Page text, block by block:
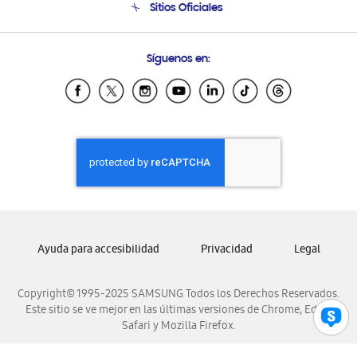
Condiciones de Compra
Soporte vía eMail
Sitios Oficiales
Samsung Ecuador
Samsung El Salvador
Samsung Honduras
Samsung Nicaragua
Samsung Panamá
Samsung Venezuela
Síguenos en:
Copyright© 1995-2025 SAMSUNG Todos los Derechos Reservados.
Este sitio se ve mejor en las últimas versiones de Chrome, Edge,
Safari y Mozilla Firefox.
Ayuda para accesibilidad Privacidad Legal